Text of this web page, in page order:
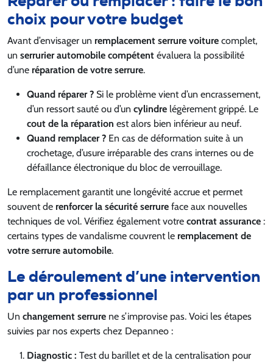
choix pour votre budget
Avant d’envisager un remplacement serrure voiture complet,
un serrurier automobile compétent évaluera la possibilité
d’une réparation de votre serrure.
Quand réparer ? Si le problème vient d’un encrassement,
d’un ressort sauté ou d’un cylindre légèrement grippé. Le
cout de la réparation est alors bien inférieur au neuf.
Quand remplacer ? En cas de déformation suite à un
crochetage, d’usure irréparable des crans internes ou de
défaillance électronique du bloc de verrouillage.
Le remplacement garantit une longévité accrue et permet
souvent de renforcer la sécurité serrure face aux nouvelles
techniques de vol. Vérifiez également votre contrat assurance :
certains types de vandalisme couvrent le remplacement de
votre serrure automobile.
Le déroulement d’une intervention
par un professionnel
Un changement serrure ne s’improvise pas. Voici les étapes
suivies par nos experts chez Depanneo :
Diagnostic : Test du barillet et de la centralisation pour